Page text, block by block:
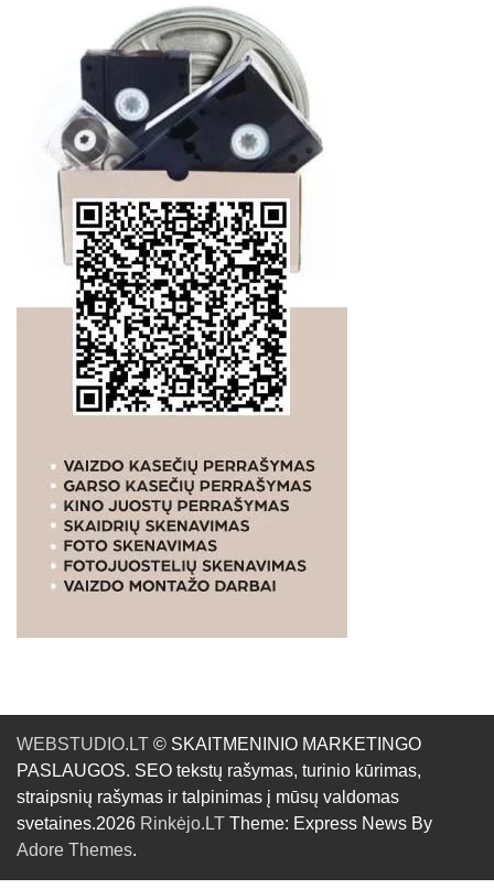
WEBSTUDIO.LT © SKAITMENINIO MARKETINGO
PASLAUGOS. SEO tekstų rašymas, turinio kūrimas,
straipsnių rašymas ir talpinimas į mūsų valdomas
svetaines.2026 Rinkėjo.LT Theme: Express News By
Adore Themes.